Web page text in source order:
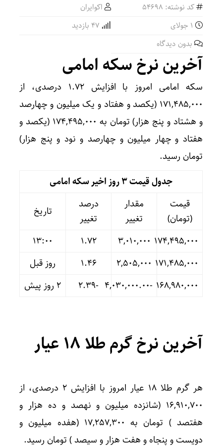
کد نوشته: 54698
اکوایران
بدون دیدگاه
آخرین نرخ سکه امامی
سکه امامی امروز با افزایش ۱.۷۲ درصدی، از
۱۷۱,۴۸۵,۰۰۰ (یکصد و هفتاد و یک میلیون و چهارصد
و هشتاد و پنج هزار) تومان به ۱۷۴,۴۹۵,۰۰۰ (یکصد و
هفتاد و چهار میلیون و چهارصد و نود و پنج هزار)
تومان رسید.
جدول قیمت 3 روز اخیر سکه امامی
قیمت
(تومان)
مقدار
تغییر
درصد
تغییر
تاریخ
۱۷۴,۴۹۵,۰۰۰ ۳,۰۱۰,۰۰۰ ۱.۷۲
13:00
۱۷۱,۴۸۵,۰۰۰ ۲,۵۰۵,۰۰۰ ۱.۴۶
روز قبل
۱۶۸,۹۸۰,۰۰۰ -۴,۰۳۰,۰۰۰.۰۰ -۲.۳۹ ۲ روز پیش
آخرین نرخ گرم طلا ۱۸ عیار
هر گرم طلا ۱۸ عیار امروز با افزایش ۲ درصدی، از
۱۶,۹۱۰,۷۰۰ (شانزده میلیون و نهصد و ده هزار و
هفتصد ) تومان به ۱۷,۲۵۷,۳۰۰ (هفده میلیون و
دویست و پنجاه و هفت هزار و سیصد ) تومان رسید.